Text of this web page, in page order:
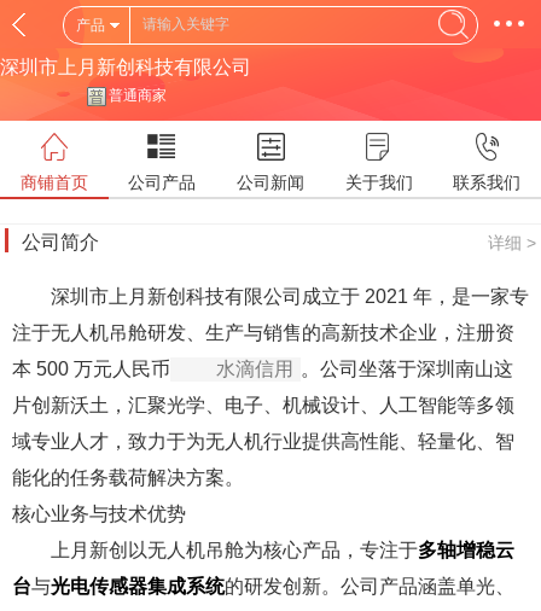
产品
深圳市上月新创科技有限公司
普通商家
商铺首页 公司产品 公司新闻 关于我们 联系我们
公司简介 详细 >
深圳市上月新创科技有限公司成立于 2021 年，是一家专
注于无人机吊舱研发、生产与销售的高新技术企业，注册资
本 500 万元人民币
水滴信用
。公司坐落于深圳南山这
片创新沃土，汇聚光学、电子、机械设计、人工智能等多领
域专业人才，致力于为无人机行业提供高性能、轻量化、智
能化的任务载荷解决方案。
核心业务与技术优势
上月新创以无人机吊舱为核心产品，专注于多轴增稳云
台与光电传感器集成系统的研发创新。公司产品涵盖单光、